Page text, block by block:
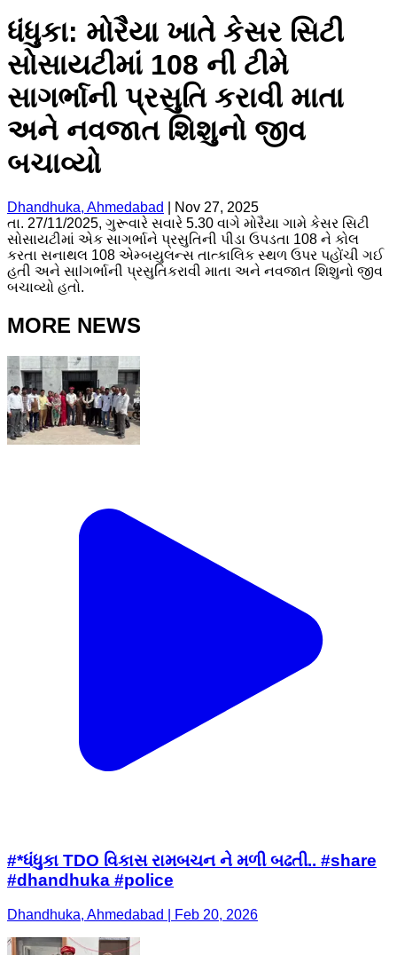
ધંધુકા: મોરૈયા ખાતે કેસર સિટી
સોસાયટીમાં 108 ની ટીમે
સાગર્ભાની પ્રસુતિ કરાવી માતા
અને નવજાત શિશુનો જીવ
બચાવ્યો
Dhandhuka, Ahmedabad
Nov 27, 2025
તા. 27/11/2025, ગુરૂવારે સવારે 5.30 વાગે મોરૈયા ગામે કેસર સિટી
સોસાયટીમાં એક સાગર્ભાને પ્રસુતિની પીડા ઉપડતા 108 ને કોલ
કરતા સનાથલ 108 એમ્બયુલન્સ તાત્કાલિક સ્થળ ઉપર પહોંચી ગઈ
હતી અને સાlગર્ભાની પ્રસુતિકરાવી માતા અને નવજાત શિશુનો જીવ
બચાવ્યો હતો.
MORE NEWS
#*ધંધુકા TDO વિકાસ રામબચન ને મળી બઢતી.. #share
#dhandhuka #police
Dhandhuka, Ahmedabad | Feb 20, 2026